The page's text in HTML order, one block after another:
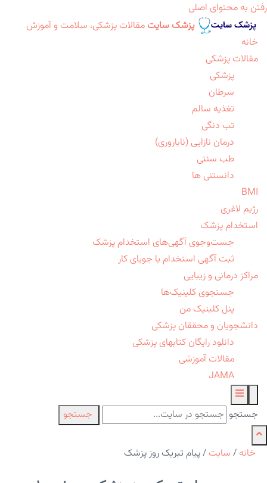
رفتن به محتوای اصلی
پزشک سایت مقالات پزشکی، سلامت و آموزش
خانه
مقالات پزشکی
پزشکی
سرطان
تغذیه سالم
تب دنگی
درمان نازایی (ناباروری)
طب سنتی
دانستنی ها
BMI
رژیم لاغری
استخدام پزشک
جست‌وجوی آگهی‌های استخدام پزشک
ثبت آگهی استخدام یا جویای کار
مراکز درمانی و زیبایی
جستجوی کلینیک‌ها
پنل کلینیک من
دانشجویان و محققان پزشکی
دانلود رایگان کتابهای پزشکی
مقالات آموزشی
JAMA
جستجو جستجو
خانه / سایت /پیام تبریک روز پزشک